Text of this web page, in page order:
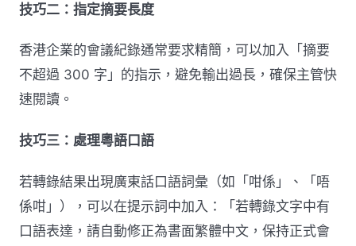
技巧二：指定摘要長度
香港企業的會議紀錄通常要求精簡，可以加入「摘要
不超過 300 字」的指示，避免輸出過長，確保主管快
速閱讀。
技巧三：處理粵語口語
若轉錄結果出現廣東話口語詞彙（如「咁係」、「唔
係咁」），可以在提示詞中加入：「若轉錄文字中有
口語表達，請自動修正為書面繁體中文，保持正式會